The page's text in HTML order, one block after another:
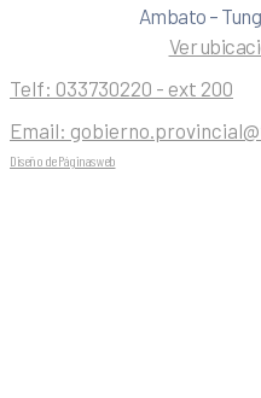
Ambato –
Ver
Telf: 033730220 - ext 200
Email:
Diseño de Páginas web